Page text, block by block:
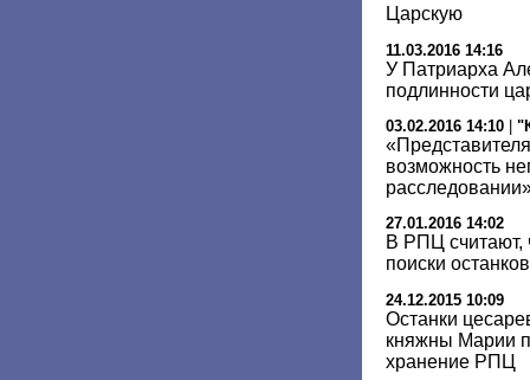
Царскую
11.03.2016 14:16
У Патриарха
подлинности
03.02.2016 14:10
возможность
27.01.2016 14:02
В РПЦ считают,
поиски
24.12.2015 10:09
Останки
княжны Марии
хранение РПЦ